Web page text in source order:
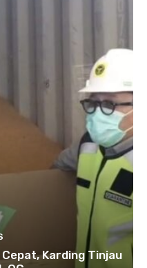
Karding Tinjau